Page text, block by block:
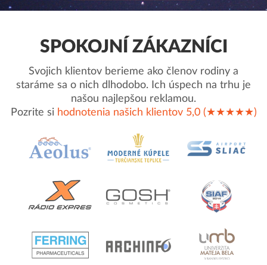
SPOKOJNÍ ZÁKAZNÍCI
Svojich klientov berieme ako členov rodiny a
staráme sa o nich dlhodobo. Ich úspech na trhu je
našou najlepšou reklamou.
Pozrite si hodnotenia našich klientov 5,0 (★★★★★)